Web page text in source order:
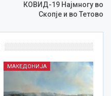
КОВИД-19 Најмногу во
Скопје и во Тетово
МАКЕДОНИЈА